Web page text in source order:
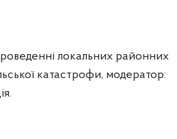
локальних районних
катастрофи, модератор: